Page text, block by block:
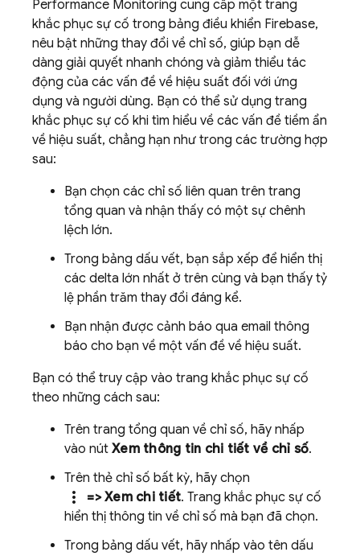
Performance Monitoring cung cấp một trang
khắc phục sự cố trong bảng điều khiển Firebase,
nêu bật những thay đổi về chỉ số, giúp bạn dễ
dàng giải quyết nhanh chóng và giảm thiểu tác
động của các vấn đề về hiệu suất đối với ứng
dụng và người dùng. Bạn có thể sử dụng trang
khắc phục sự cố khi tìm hiểu về các vấn đề tiềm ẩn
về hiệu suất, chẳng hạn như trong các trường hợp
sau:
Bạn chọn các chỉ số liên quan trên trang
tổng quan và nhận thấy có một sự chênh
lệch lớn.
Trong bảng dấu vết, bạn sắp xếp để hiển thị
các delta lớn nhất ở trên cùng và bạn thấy tỷ
lệ phần trăm thay đổi đáng kể.
Bạn nhận được cảnh báo qua email thông
báo cho bạn về một vấn đề về hiệu suất.
Bạn có thể truy cập vào trang khắc phục sự cố
theo những cách sau:
Trên trang tổng quan về chỉ số, hãy nhấp
vào nút Xem thông tin chi tiết về chỉ số.
Trên thẻ chỉ số bất kỳ, hãy chọn
more_vert => Xem chi tiết. Trang khắc phục sự cố
hiển thị thông tin về chỉ số mà bạn đã chọn.
Trong bảng dấu vết, hãy nhấp vào tên dấu